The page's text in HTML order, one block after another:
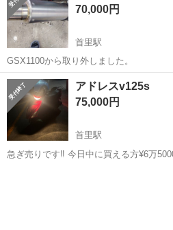
70,000円
首里駅
GSX1100から取り外しました。
沖縄 南城市 首里駅 スズキ
アドレスv125s
75,000円
首里駅
急ぎ売りです‼️ 今日中に買える方¥6万5000円 無免許の方にも売ります